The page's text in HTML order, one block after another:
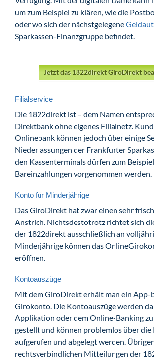
um zum Beispiel zu klären, wie die
oder wo sich der nächstgelegene
Sparkassen-Finanzgruppe befindet.
Jetzt das 1822direkt GiroDirekt
Filialservice
Die 1822direkt ist – dem Namen
Direktbank ohne eigenes Filialnetz.
Onlinebank können jedoch über einige
Niederlassungen der Frankfurter
den Kassenterminals dürfen zum
Bareinzahlungen vorgenommen werden.
Konto für Minderjährige
Das GiroDirekt hat zwar einen sehr
Anstrich. Nichtsdestotrotz richtet sich
der 1822direkt ausschließlich an
Minderjährige können das
eröffnen.
Kontoauszüge
Mit dem GiroDirekt erhält man ein App-
Girokonto. Die Kontoauszüge werden
Applikation oder dem Online-Banking
gestellt und können problemlos über die
aufgerufen und abgelegt werden.
rechtsverbindlichen Mitteilungen der